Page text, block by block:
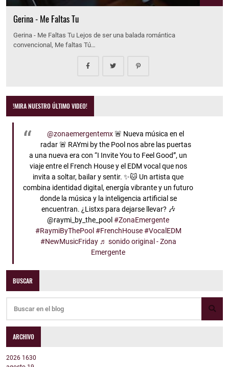
Gerina - Me Faltas Tu
Gerina - Me Faltas Tu Lejos de ser una balada romántica
convencional, Me faltas Tú…
!MIRA NUESTRO ÚLTIMO VIDEO!
@zonaemergentemx🚨 Nueva música en el
radar 🚨 RAYmi by the Pool nos abre las puertas
a una nueva era con “I Invite You to Feel Good”, un
viaje entre el French House y el EDM vocal que nos
invita a soltar, bailar y sentir. ✨🐱 Un artista que
combina identidad digital, energía vibrante y un futuro
donde la música y la inteligencia artificial se
encuentran. ¿Listxs para dejarse llevar? 🎶
@raymi_by_the_pool#ZonaEmergente
#RaymiByThePool #FrenchHouse #VocalEDM
#NewMusicFriday ♬ sonido original - Zona
Emergente
BUSCAR
ARCHIVO
2026 1630